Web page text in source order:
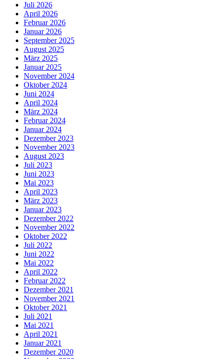
Juli 2026
April 2026
Februar 2026
Januar 2026
September 2025
August 2025
März 2025
Januar 2025
November 2024
Oktober 2024
Juni 2024
April 2024
März 2024
Februar 2024
Januar 2024
Dezember 2023
November 2023
August 2023
Juli 2023
Juni 2023
Mai 2023
April 2023
März 2023
Januar 2023
Dezember 2022
November 2022
Oktober 2022
Juli 2022
Juni 2022
Mai 2022
April 2022
Februar 2022
Dezember 2021
November 2021
Oktober 2021
Juli 2021
Mai 2021
April 2021
Januar 2021
Dezember 2020